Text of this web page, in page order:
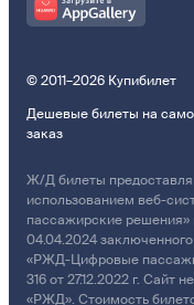
© 2011–2026 Купибилет
Дешевые билеты на
заказ
Ж/Д билеты
использованием веб-
пассажирские
04.04.2024
«РЖД-Цифровые
316 от 27.12.2022 г.
«РЖД». Стоимость